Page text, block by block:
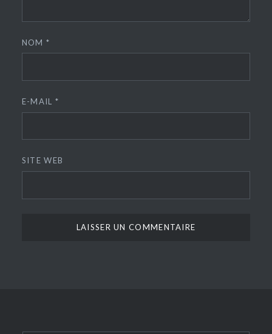
NOM*
E-MAIL *
SITE WEB